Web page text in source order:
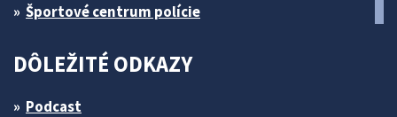
Športové centrum polície
DÔLEŽITÉ ODKAZY
Podcast